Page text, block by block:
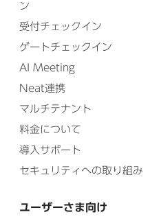
ン
受付チェックイン
ゲートチェックイン
AI Meeting
Neat連携
マルチテナント
料金について
導入サポート
セキュリティへの取り組み
ユーザーさま向け